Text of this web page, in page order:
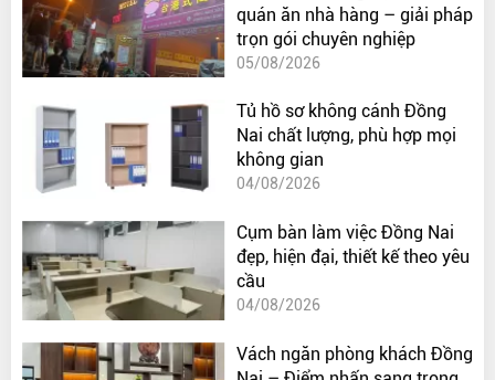
quán ăn nhà hàng – giải pháp
trọn gói chuyên nghiệp
05/08/2026
Tủ hồ sơ không cánh Đồng
Nai chất lượng, phù hợp mọi
không gian
04/08/2026
Cụm bàn làm việc Đồng Nai
đẹp, hiện đại, thiết kế theo yêu
cầu
04/08/2026
Vách ngăn phòng khách Đồng